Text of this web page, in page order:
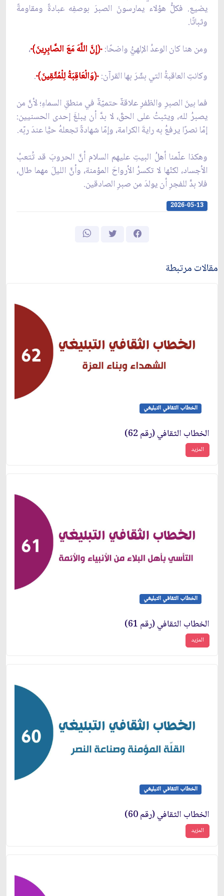
يضيع. فكلُّ هؤلاء يمارسونَ الصبرَ بوصفِه عبادةً ومقاومةً
وثباتًا.
ومن هنا كان الوعدُ الإلهيُّ واضحًا:﴿إِنَّ اللَّهَ مَعَ الصَّابِرِينَ﴾،
وكانتِ العاقبةُ التي بشّرَ بها القرآن:﴿وَالْعَاقِبَةُ لِلْمُتَّقِينَ﴾.
فما بينَ الصبرِ والظفرِ علاقةٌ حتميّةٌ في منطقِ السماءِ؛ لأنَّ من
يصبرُ لله، ويثبتُ على الحقّ، لا بدَّ أن يبلغَ إحدى الحسنيين:
إمّا نصرًا يرفعُ به رايةَ الكرامة، وإمّا شهادةً تجعلهُ حيًّا عندَ ربّه.
وهكذا علّمنا أهلُ البيتِ عليهم السلام أنَّ الحروبَ قد تُتعبُ
الأجساد، لكنّها لا تكسرُ الأرواحَ المؤمنة، وأنَّ الليلَ مهما طال،
فلا بدَّ للفجرِ أن يولدَ من صبرِ الصادقين.
2026-05-13
مقالات مرتبطة
الخطاب الثقافي التبليغي
الخطاب الثقافي (رقم 62)
المزيد
الخطاب الثقافي التبليغي
الخطاب الثقافي (رقم 61)
المزيد
الخطاب الثقافي التبليغي
الخطاب الثقافي (رقم 60)
المزيد